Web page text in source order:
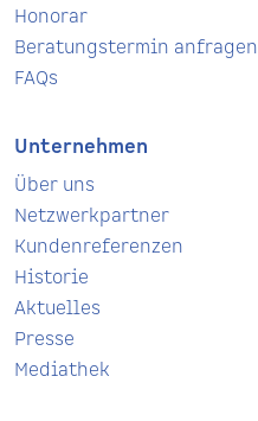
Honorar
Beratungstermin anfragen
FAQs
Unternehmen
Über uns
Netzwerkpartner
Kundenreferenzen
Historie
Aktuelles
Presse
Mediathek